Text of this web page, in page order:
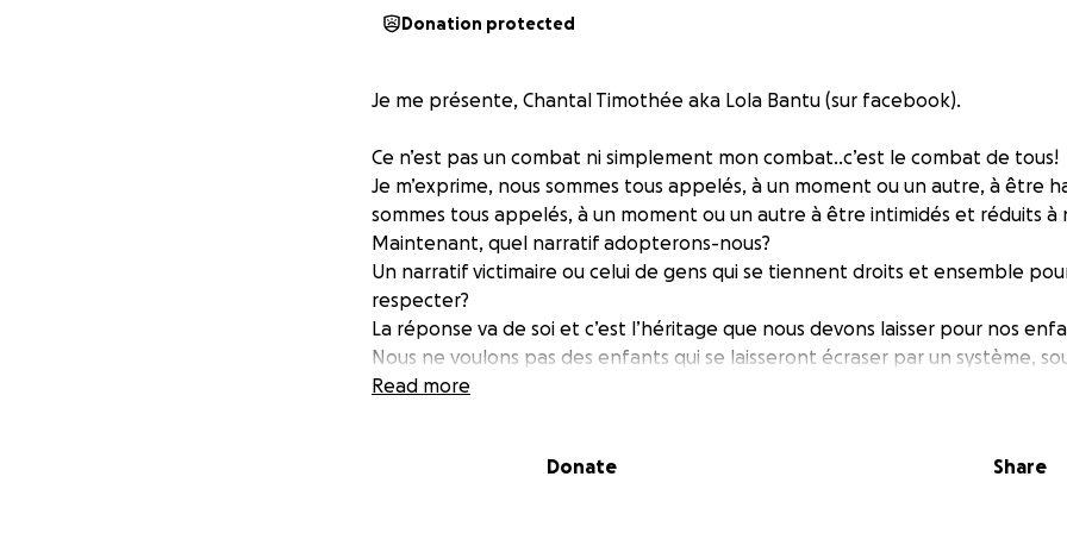
Donation protected
Je me présente, Chantal Timothée aka Lola Bantu (sur facebook).
Ce n’est pas un combat ni simplement mon combat..c’est le combat de tous!
Je m’exprime, nous sommes tous appelés, à un moment ou un autre, à être
sommes tous appelés, à un moment ou un autre à être intimidés et réduits à
Maintenant, quel narratif adopterons-nous?
Un narratif victimaire ou celui de gens qui se tiennent droits et ensemble
respecter?
La réponse va de soi et c’est l’héritage que nous devons laisser pour nos
Nous ne voulons pas des enfants qui se laisseront écraser par un système,
est puissant et fort!
Le respect, tout comme la liberté ne se demande pas..ça se prend!!
Read more
Donate Share